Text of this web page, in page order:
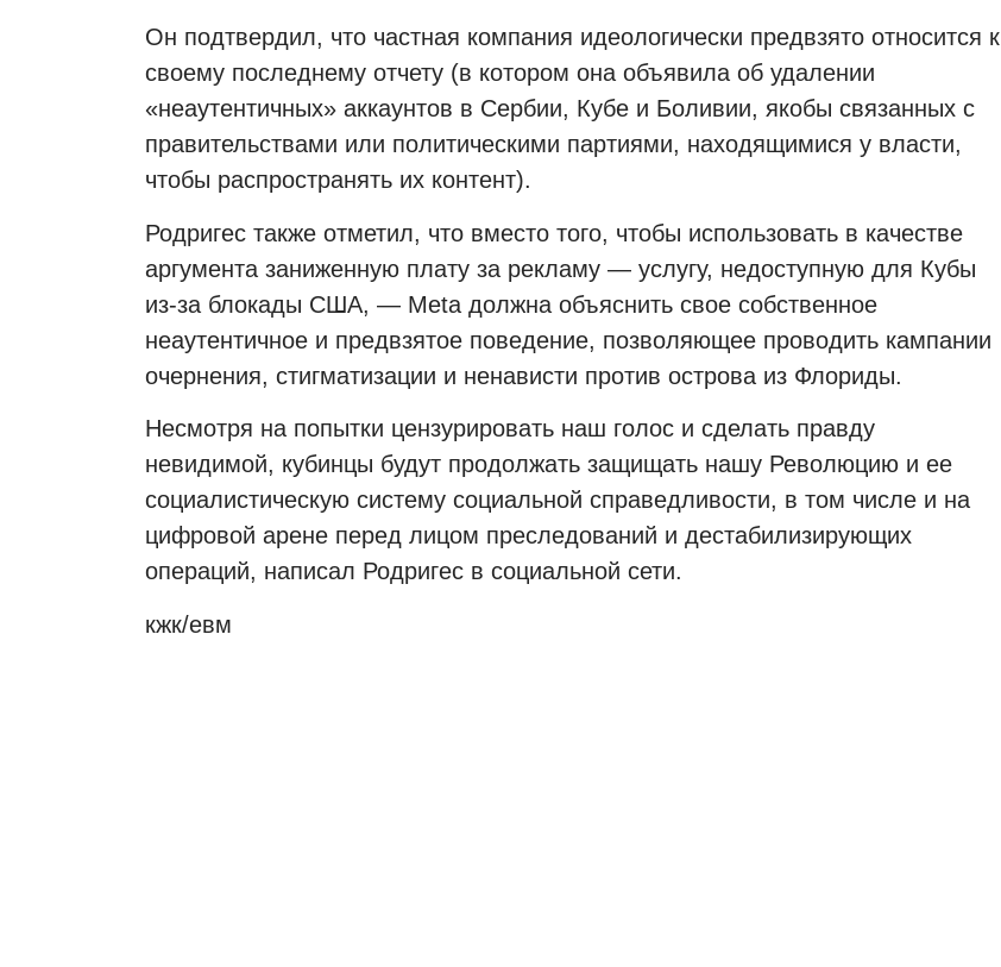
Он подтвердил, что частная компания идеологически предвзято относится к
своему последнему отчету (в котором она объявила об удалении
«неаутентичных» аккаунтов в Сербии, Кубе и Боливии, якобы связанных с
правительствами или политическими партиями, находящимися у власти,
чтобы распространять их контент).
Родригес также отметил, что вместо того, чтобы использовать в качестве
аргумента заниженную плату за рекламу — услугу, недоступную для Кубы
из-за блокады США, — Meta должна объяснить свое собственное
неаутентичное и предвзятое поведение, позволяющее проводить кампании
очернения, стигматизации и ненависти против острова из Флориды.
Несмотря на попытки цензурировать наш голос и сделать правду
невидимой, кубинцы будут продолжать защищать нашу Революцию и ее
социалистическую систему социальной справедливости, в том числе и на
цифровой арене перед лицом преследований и дестабилизирующих
операций, написал Родригес в социальной сети.
кжк/eвм